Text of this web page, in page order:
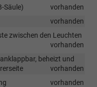
Säule)
vorhanden
vorhanden
zwischen den Leuchten
vorhanden
beheizt und
vorhanden
vorhanden